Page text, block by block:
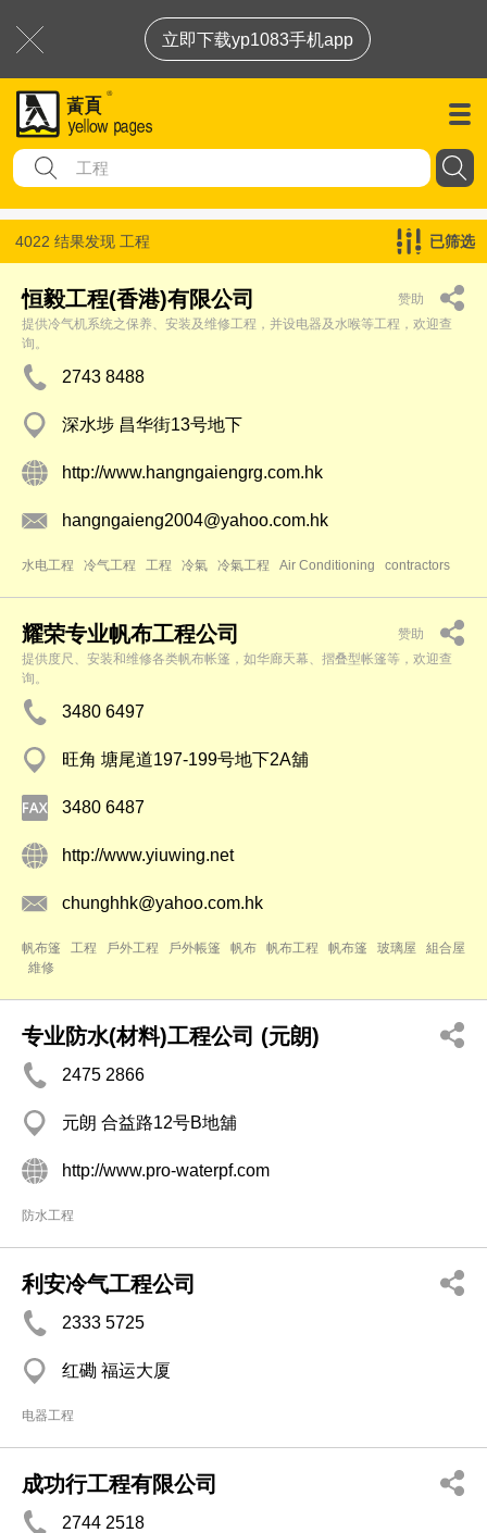
立即下载yp1083手机app
4022 结果发现 工程 已筛选
恒毅工程(香港)有限公司
赞助
提供冷气机系统之保养、安装及维修工程，并设电器及水喉等工程，欢迎查
询。
2743 8488
深水埗 昌华街13号地下
http://www.hangngaiengrg.com.hk
hangngaieng2004@yahoo.com.hk
水电工程 冷气工程 工程 冷氣 冷氣工程 Air Conditioning contractors
耀荣专业帆布工程公司
赞助
提供度尺、安装和维修各类帆布帐篷，如华廊天幕、摺叠型帐篷等，欢迎查
询。
3480 6497
旺角 塘尾道197-199号地下2A舖
3480 6487
http://www.yiuwing.net
chunghhk@yahoo.com.hk
帆布篷 工程 戶外工程 戶外帳篷 帆布 帆布工程 帆布篷 玻璃屋
組合屋
維修
专业防水(材料)工程公司 (元朗)
2475 2866
元朗 合益路12号B地舖
http://www.pro-waterpf.com
防水工程
利安冷气工程公司
2333 5725
红磡 福运大厦
电器工程
成功行工程有限公司
2744 2518